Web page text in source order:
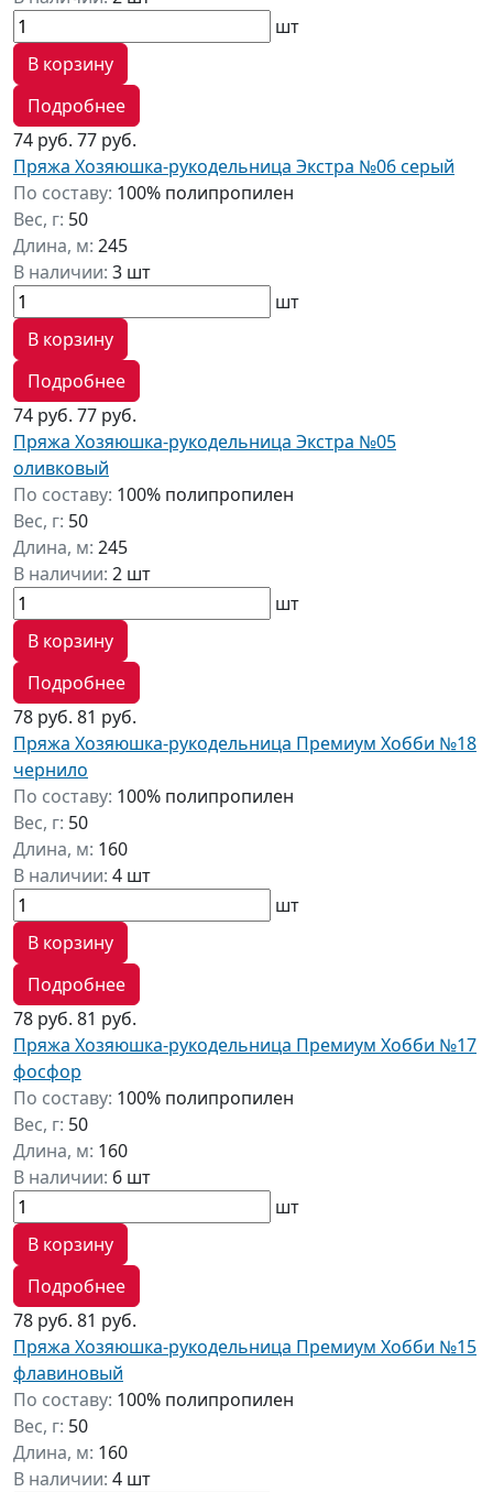
шт
В корзину
Подробнее
74 руб. 77 руб.
Пряжа Хозяюшка-рукодельница Экстра №06 серый
По составу: 100% полипропилен
Вес, г: 50
Длина, м: 245
В наличии: 3 шт
шт
В корзину
Подробнее
74 руб. 77 руб.
Пряжа Хозяюшка-рукодельница Экстра №05
оливковый
По составу: 100% полипропилен
Вес, г: 50
Длина, м: 245
В наличии: 2 шт
шт
В корзину
Подробнее
78 руб. 81 руб.
Пряжа Хозяюшка-рукодельница Премиум Хобби №18
чернило
По составу: 100% полипропилен
Вес, г: 50
Длина, м: 160
В наличии: 4 шт
шт
В корзину
Подробнее
78 руб. 81 руб.
Пряжа Хозяюшка-рукодельница Премиум Хобби №17
фосфор
По составу: 100% полипропилен
Вес, г: 50
Длина, м: 160
В наличии: 6 шт
шт
В корзину
Подробнее
78 руб. 81 руб.
Пряжа Хозяюшка-рукодельница Премиум Хобби №15
флавиновый
По составу: 100% полипропилен
Вес, г: 50
Длина, м: 160
В наличии: 4 шт